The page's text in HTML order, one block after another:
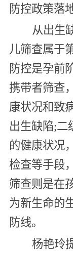
防控政策落
从出生
儿筛查属于
防控是孕前
携带者筛查
康状况和致
出生缺陷;二
的健康状况
检查等手段
筛查则是在
为新生命的
防线。
杨艳玲